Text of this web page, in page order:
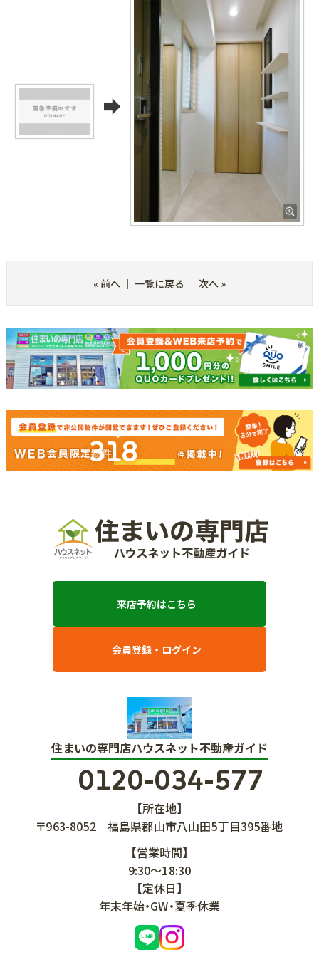
« 前へ｜ 一覧に戻る ｜ 次へ»
318
来店予約はこちら
会員登録・ログイン
住まいの専門店ハウスネット不動産ガイド
0120-034-577
【所在地】
〒963-8052
福島県郡山市八山田5丁目395番地
【営業時間】
9:30～18:30
【定休日】
年末年始・GW・夏季休業